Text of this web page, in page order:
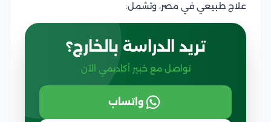
علاج طبيعي في مصر، وتشمل:
تريد الدراسة بالخارج؟
تواصل مع خبير أكاديمي الآن
واتساب